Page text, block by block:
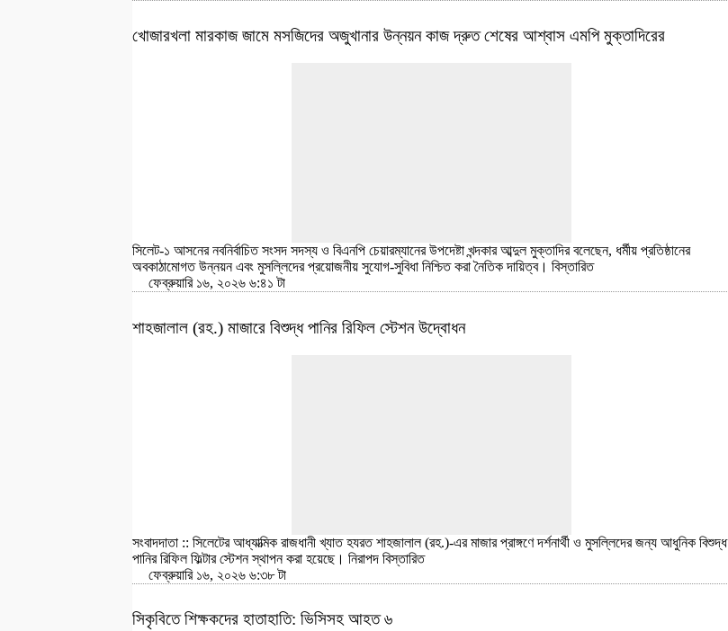
খোজারখলা মারকাজ জামে মসজিদের অজুখানার উন্নয়ন কাজ দ্রুত শেষের আশ্বাস এমপি মুক্তাদিরের
সিলেট-১ আসনের নবনির্বাচিত সংসদ সদস্য ও বিএনপি চেয়ারম্যানের উপদেষ্টা খন্দকার আব্দুল মুক্তাদির বলেছেন, ধর্মীয় প্রতিষ্ঠানের
অবকাঠামোগত উন্নয়ন এবং মুসল্লিদের প্রয়োজনীয় সুযোগ-সুবিধা নিশ্চিত করা নৈতিক দায়িত্ব। বিস্তারিত
ফেব্রুয়ারি ১৬, ২০২৬ ৬:৪১ টা
শাহজালাল (রহ.) মাজারে বিশুদ্ধ পানির রিফিল স্টেশন উদ্বোধন
সংবাদদাতা :: সিলেটের আধ্যাত্মিক রাজধানী খ্যাত হযরত শাহজালাল (রহ.)-এর মাজার প্রাঙ্গণে দর্শনার্থী ও মুসল্লিদের জন্য আধুনিক বিশুদ্ধ
পানির রিফিল ফিল্টার স্টেশন স্থাপন করা হয়েছে। নিরাপদ বিস্তারিত
ফেব্রুয়ারি ১৬, ২০২৬ ৬:৩৮ টা
সিকৃবিতে শিক্ষকদের হাতাহাতি: ভিসিসহ আহত ৬